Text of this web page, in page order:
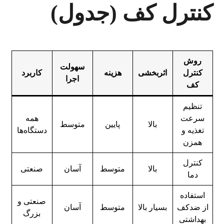
کنترل کف (جدول)
روش
کنترل
کف
اثربخشی هزینه
سهولت
اجرا
کاربرد
تنظیم
سرعت
تغذیه و
همزن
بالا پایین متوسط
همه
دستگاه‌ها
کنترل
دما
بالا متوسط آسان صنعتی
استفاده
از ضدکف
بهداشتی
بسیار بالا متوسط آسان
صنعتی و
بزرگ